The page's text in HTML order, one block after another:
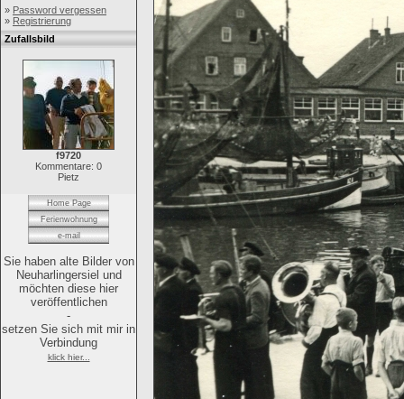
» Password vergessen
» Registrierung
Zufallsbild
f9720
Kommentare: 0
Pietz
Home Page
Ferienwohnung
e-mail
Sie haben alte Bilder von
Neuharlingersiel und
möchten diese hier
veröffentlichen
-
setzen Sie sich mit mir in
Verbindung
klick hier...